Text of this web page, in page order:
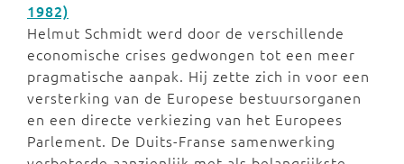
1982)
Helmut Schmidt werd door de verschillende
economische crises gedwongen tot een meer
pragmatische aanpak. Hij zette zich in voor een
versterking van de Europese bestuursorganen
en een directe verkiezing van het Europees
Parlement. De Duits-Franse samenwerking